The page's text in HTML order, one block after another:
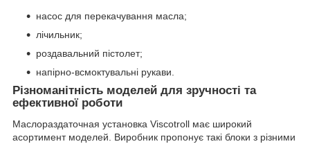
насос для перекачування масла;
лічильник;
роздавальний пістолет;
напірно-всмоктувальні рукави.
Різноманітність моделей для зручності та
ефективної роботи
Маслораздаточная установка Viscotroll має широкий
асортимент моделей. Виробник пропонує такі блоки з різними